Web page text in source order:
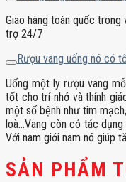
Giao hàng toàn quốc trong
trợ 24/7
Rượu vang uống nó có
Uống một ly rượu vang
tốt cho trí nhớ và thính
một số bệnh như tim
loà…Vang còn có tác
Với nam giới nam nó giúp
SẢN PHẨM